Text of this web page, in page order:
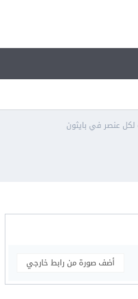
أضف صورة من رابط خارجي